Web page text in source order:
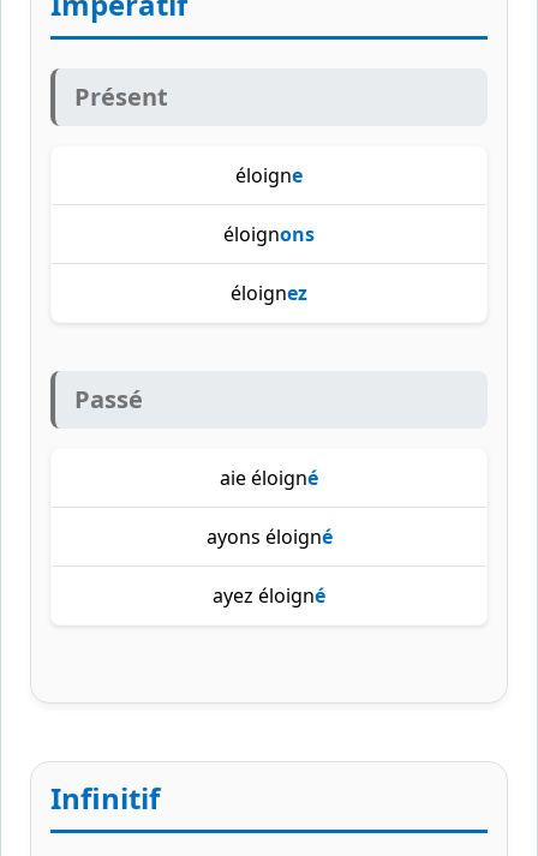
Présent
éloigne
éloignons
éloignez
Passé
aie éloigné
ayons éloigné
ayez éloigné
Infinitif